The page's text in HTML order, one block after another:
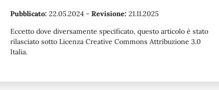
Pubblicato: 22.05.2024 - Revisione: 21.11.2025
Eccetto dove diversamente specificato, questo articolo è stato
rilasciato sotto Licenza Creative Commons Attribuzione 3.0
Italia.